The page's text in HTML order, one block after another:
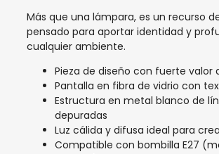
Más que una lámpara, es un recurso
pensado para aportar identidad y
cualquier ambiente.
Pieza de diseño con fuerte valor
Pantalla en fibra de vidrio con
Estructura en metal blanco de
depuradas
Luz cálida y difusa ideal para
Compatible con bombilla E27